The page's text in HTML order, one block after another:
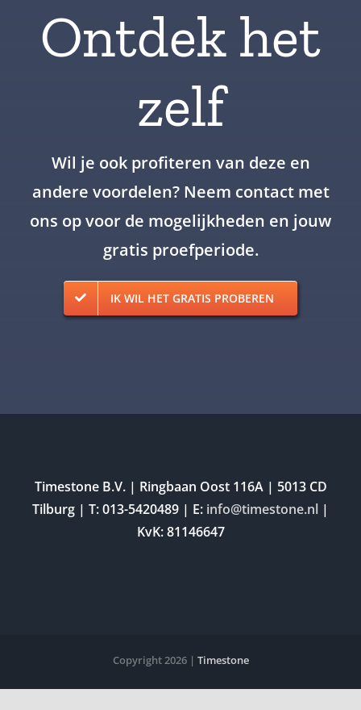
Ontdek het
zelf
Wil je ook profiteren van deze en
andere voordelen? Neem contact met
ons op voor de mogelijkheden en jouw
gratis proefperiode.
IK WIL HET GRATIS PROBEREN
Timestone B.V. | Ringbaan Oost 116A | 5013 CD
Tilburg | T: 013-5420489 | E: info@timestone.nl |
KvK: 81146647
Copyright 2026 | Timestone